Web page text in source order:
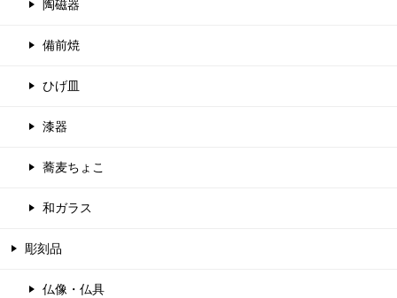
陶磁器
備前焼
ひげ皿
漆器
蕎麦ちょこ
和ガラス
彫刻品
仏像・仏具